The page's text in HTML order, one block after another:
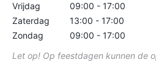
Vrijdag
09:00 - 17:00
Zaterdag
13:00 - 17:00
Zondag
09:00 - 17:00
Let op! Op feestdagen kunnen de